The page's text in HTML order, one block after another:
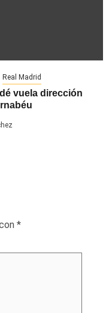
Real Madrid
vuela dirección
*